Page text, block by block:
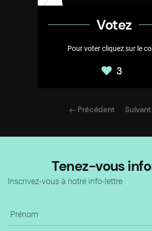
Votez
Pour voter cliquez sur le
3
Précédent Suivant
Tenez-vous
Inscrivez-vous à notre info-lettre